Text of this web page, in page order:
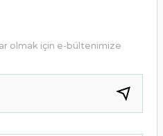
görüntülenemiyor.
pahalı.
olmalı.
olmak için e-bültenimize